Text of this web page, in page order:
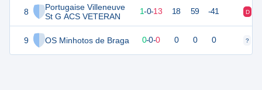
8
Portugaise Villeneuve
St G ACS VETERAN
9 OS Minhotos de Braga
3 14 1-0-13 18 59 -41 D
0 0 0-0-0 0 0 0 ?